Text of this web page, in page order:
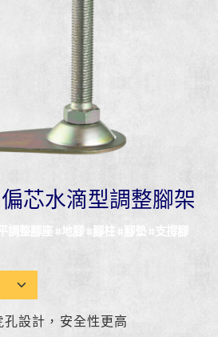
芯水滴型調整腳架
調整腳座 #地腳 #腳柱 #腳墊 #支撐腳
設計，安全性更高